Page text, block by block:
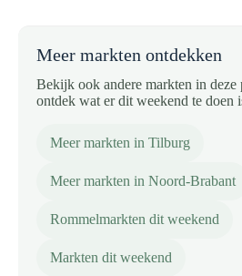
Meer markten ontdekken
Bekijk ook andere markten in deze
ontdek wat er dit weekend te doen
Meer markten in Tilburg
Meer markten in Noord-Brabant
Rommelmarkten dit weekend
Markten dit weekend